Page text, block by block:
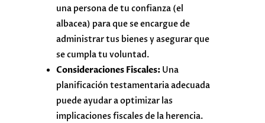
una persona de tu confianza (el
albacea) para que se encargue de
administrar tus bienes y asegurar que
se cumpla tu voluntad.
Consideraciones Fiscales: Una
planificación testamentaria adecuada
puede ayudar a optimizar las
implicaciones fiscales de la herencia.